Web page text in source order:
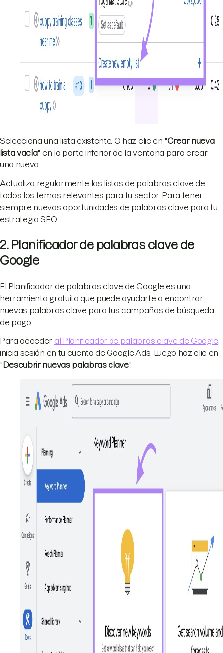
Selecciona una lista existente. O haz clic en "Crear nueva
lista vacía" en la parte inferior de la ventana para crear
una nueva.
Actualiza regularmente las listas de palabras clave de
todos los temas relevantes para tu sector. Para tener
siempre nuevas oportunidades de palabras clave para tu
estrategia SEO.
2. Planificador de palabras clave de
Google
El Planificador de palabras clave de Google es una
herramienta gratuita que puede ayudarte a encontrar
nuevas palabras clave para tus campañas de búsqueda
de pago.
Para acceder al Planificador de palabras clave de Google
inicia sesión en tu cuenta de Google Ads. Luego haz clic en
"Descubrir nuevas palabras clave".